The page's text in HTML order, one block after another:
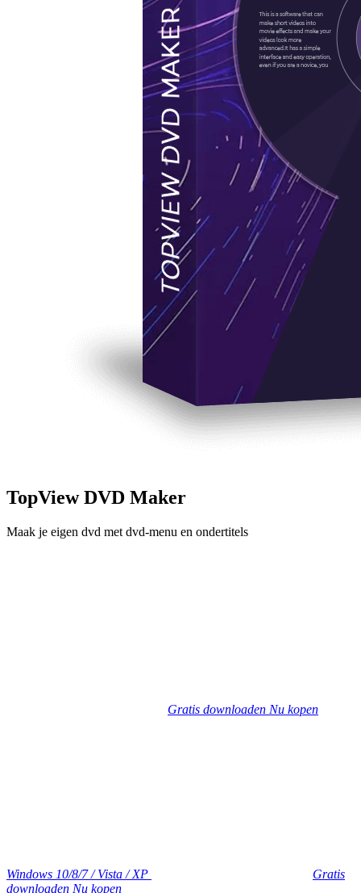
TopView DVD Maker
Maak je eigen dvd met dvd-menu en ondertitels
Gratis downloaden Nu kopen
Windows 10/8/7 / Vista / XP
Gratis
downloaden Nu kopen